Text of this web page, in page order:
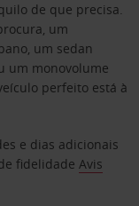
de que precisa.
um
um sedan
um monovolume
perfeito está à
e dias adicionais
fidelidade Avis